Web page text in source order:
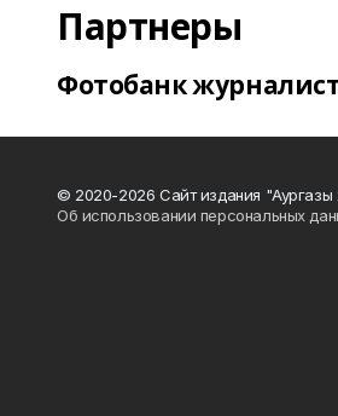
Партнеры
Фотобанк
© 2020-2026 Сайт издания "Аургазы
Об использовании персональных